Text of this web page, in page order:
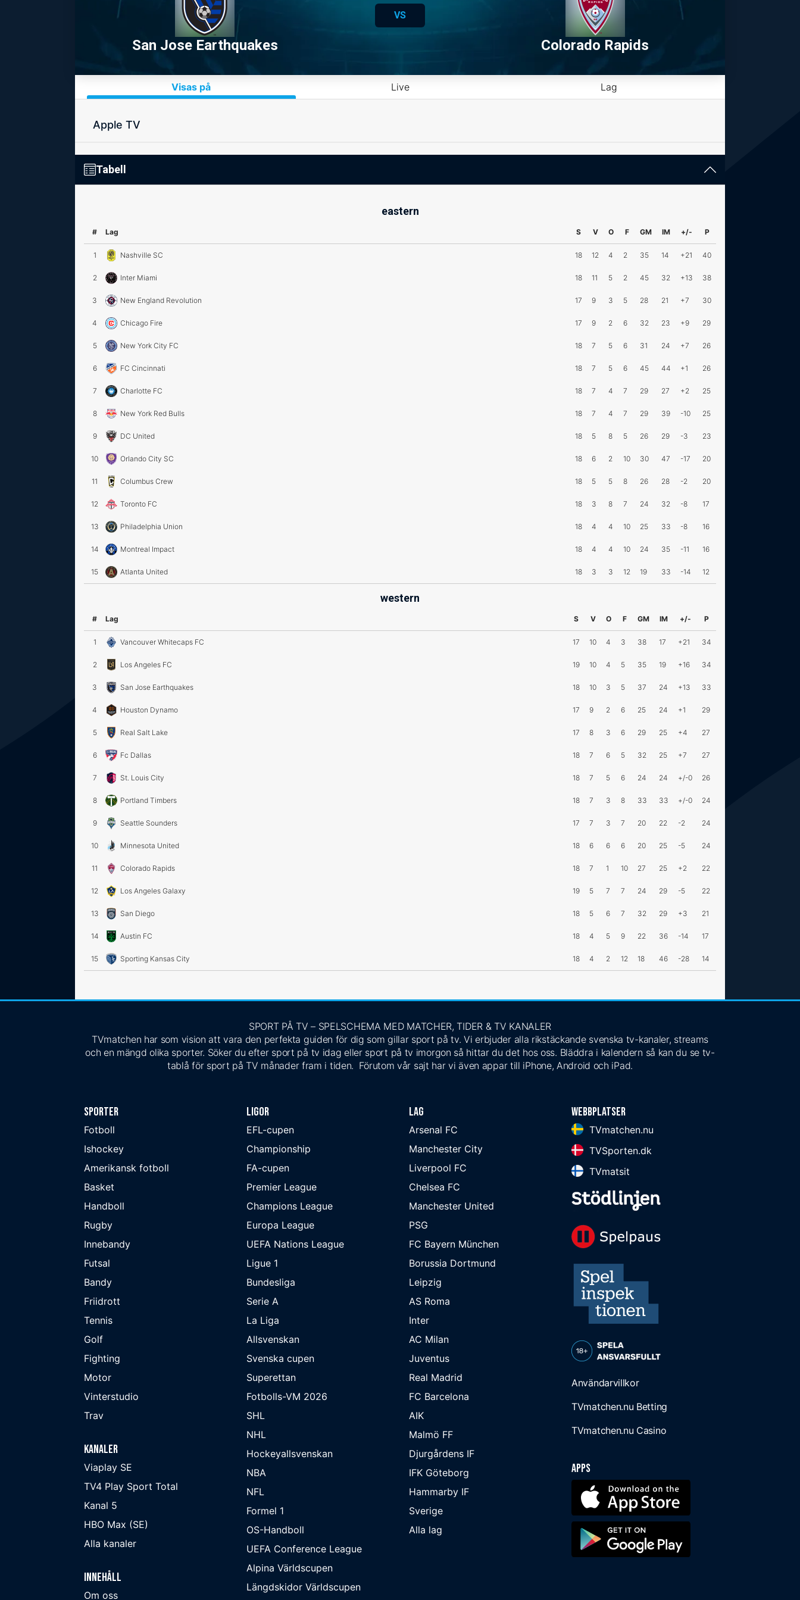
San Jose Earthquakes
VS
Colorado Rapids
Visas på Live Lag
Apple TV
Tabell
eastern
# Lag S V O F GM IM +/- P
1 Nashville SC 18 12 4 2 35 14 +21 40
2 Inter Miami 18 11 5 2 45 32 +13 38
3 New England Revolution 17 9 3 5 28 21 +7 30
4 Chicago Fire 17 9 2 6 32 23 +9 29
5 New York City FC 18 7 5 6 31 24 +7 26
6 FC Cincinnati 18 7 5 6 45 44 +1 26
7 Charlotte FC 18 7 4 7 29 27 +2 25
8 New York Red Bulls 18 7 4 7 29 39 -10 25
9 DC United 18 5 8 5 26 29 -3 23
10 Orlando City SC 18 6 2 10 30 47 -17 20
11 Columbus Crew 18 5 5 8 26 28 -2 20
12 Toronto FC 18 3 8 7 24 32 -8 17
13 Philadelphia Union 18 4 4 10 25 33 -8 16
14 Montreal Impact 18 4 4 10 24 35 -11 16
15 Atlanta United 18 3 3 12 19 33 -14 12
western
# Lag S V O F GM IM +/- P
1 Vancouver Whitecaps FC 17 10 4 3 38 17 +21 34
2 Los Angeles FC 19 10 4 5 35 19 +16 34
3 San Jose Earthquakes 18 10 3 5 37 24 +13 33
4 Houston Dynamo 17 9 2 6 25 24 +1 29
5 Real Salt Lake 17 8 3 6 29 25 +4 27
6 Fc Dallas 18 7 6 5 32 25 +7 27
7 St. Louis City 18 7 5 6 24 24 +/-0 26
8 Portland Timbers 18 7 3 8 33 33 +/-0 24
9 Seattle Sounders 17 7 3 7 20 22 -2 24
10 Minnesota United 18 6 6 6 20 25 -5 24
11 Colorado Rapids 18 7 1 10 27 25 +2 22
12 Los Angeles Galaxy 19 5 7 7 24 29 -5 22
13 San Diego 18 5 6 7 32 29 +3 21
14 Austin FC 18 4 5 9 22 36 -14 17
15 Sporting Kansas City 18 4 2 12 18 46 -28 14
SPORT PÅ TV – SPELSCHEMA MED MATCHER, TIDER & TV KANALER
TVmatchen har som vision att vara den perfekta guiden för dig som gillar sport på tv. Vi erbjuder alla rikstäckande svenska tv-kanaler, streams
och en mängd olika sporter. Söker du efter sport på tv idag eller sport på tv imorgon så hittar du det hos oss. Bläddra i kalendern så kan du se tv-
tablå för sport på TV månader fram i tiden. Förutom vår sajt har vi även appar till iPhone, Android och iPad.
Sporter
Fotboll
Ishockey
Amerikansk fotboll
Basket
Handboll
Rugby
Innebandy
Futsal
Bandy
Friidrott
Tennis
Golf
Fighting
Motor
Vinterstudio
Trav
Kanaler
Viaplay SE
TV4 Play Sport Total
Kanal 5
HBO Max (SE)
Alla kanaler
Innehåll
Om oss
Ligor
EFL-cupen
Championship
FA-cupen
Premier League
Champions League
Europa League
UEFA Nations League
Ligue 1
Bundesliga
Serie A
La Liga
Allsvenskan
Svenska cupen
Superettan
Fotbolls-VM 2026
SHL
NHL
Hockeyallsvenskan
NBA
NFL
Formel 1
OS-Handboll
UEFA Conference League
Alpina Världscupen
Längdskidor Världscupen
Lag
Arsenal FC
Manchester City
Liverpool FC
Chelsea FC
Manchester United
PSG
FC Bayern München
Borussia Dortmund
Leipzig
AS Roma
Inter
AC Milan
Juventus
Real Madrid
FC Barcelona
AIK
Malmö FF
Djurgårdens IF
IFK Göteborg
Hammarby IF
Sverige
Alla lag
Webbplatser
TVmatchen.nu
TVSporten.dk
TVmatsit
Användarvillkor
TVmatchen.nu Betting
TVmatchen.nu Casino
Apps